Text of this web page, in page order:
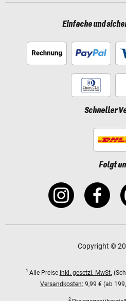
Einfache und
Schneller
Folgt
Copyright ©
1 Alle Preise inkl. gesetzl. MwSt.
Versandkosten: 9,99 € (ab
2